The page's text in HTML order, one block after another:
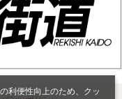
利便性向上のため、クッ